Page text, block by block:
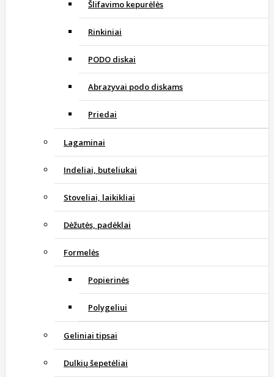
Šlifavimo kepurėlės
Rinkiniai
PODO diskai
Abrazyvai podo diskams
Priedai
Lagaminai
Indeliai, buteliukai
Stoveliai, laikikliai
Dėžutės, padėklai
Formelės
Popierinės
Polygeliui
Geliniai tipsai
Dulkių šepetėliai